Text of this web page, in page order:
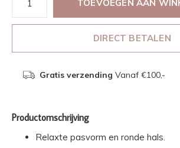
TOEVOEGEN AAN
DIRECT BETALEN
Gratis verzending Vanaf €100,-
Productomschrijving
Relaxte pasvorm en ronde hals.